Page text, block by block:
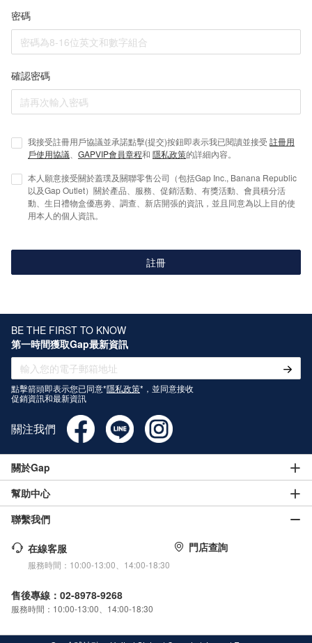
密碼
確認密碼
我接受註冊用戶協議並承諾點擊(提交)按鈕即表示我已閱讀並接受 註冊用
戶使用協議
GAPVIP會員章程和 隱私政策的詳細內容。
本人願意接受關於蓋璞及關聯零售公司（包括Gap Inc., Banana Republic
以及Gap Outlet）關於產品、服務、促銷活動、有獎活動、會員積分活
動、生日禮物盒優惠劵、調查、新店開張的資訊，並且同意為以上目的使
用本人的個人資訊。
註冊
BE THE FIRST TO KNOW
第一時間獲取Gap最新資訊
點擊箭頭即表示您已同意*隱私政策*，並同意接收
促銷資訊和最新資訊
關注我們
關於Gap
幫助中心
聯繫我們
在線客服
服務時間：10:00-13:00、14:00-18:30
門店查詢
售後專線：02-8978-9268
服務時間：10:00-13:00、14:00-18:30